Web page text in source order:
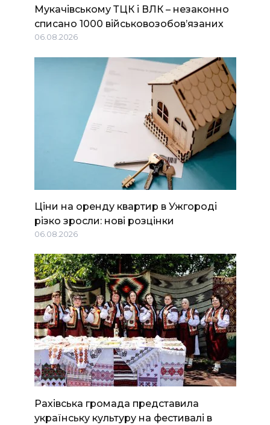
Мукачівському ТЦК і ВЛК – незаконно
списано 1000 військовозобов’язаних
06.08.2026
Ціни на оренду квартир в Ужгороді
різко зросли: нові розцінки
06.08.2026
Рахівська громада представила
українську культуру на фестивалі в